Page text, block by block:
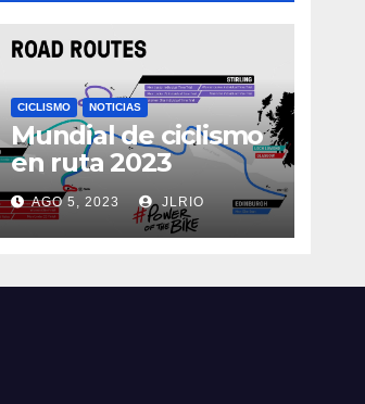
CICLISMO NOTICIAS
Mundial de ciclismo
en ruta 2023
AGO 5, 2023 JLRIO